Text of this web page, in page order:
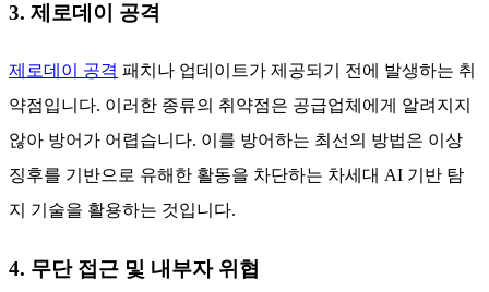
3. 제로데이 공격
제로데이 공격 패치나 업데이트가 제공되기 전에 발생하는 취
약점입니다. 이러한 종류의 취약점은 공급업체에게 알려지지
않아 방어가 어렵습니다. 이를 방어하는 최선의 방법은 이상
징후를 기반으로 유해한 활동을 차단하는 차세대 AI 기반 탐
지 기술을 활용하는 것입니다.
4. 무단 접근 및 내부자 위협